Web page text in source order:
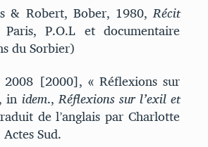
& Robert, Bober, 1980,Récit
P.O.L et documentaire
du Sorbier)
2008 [2000], « Réflexions sur
in idem.,Réflexions sur l’exil et
de l’anglais par Charlotte
Sud.